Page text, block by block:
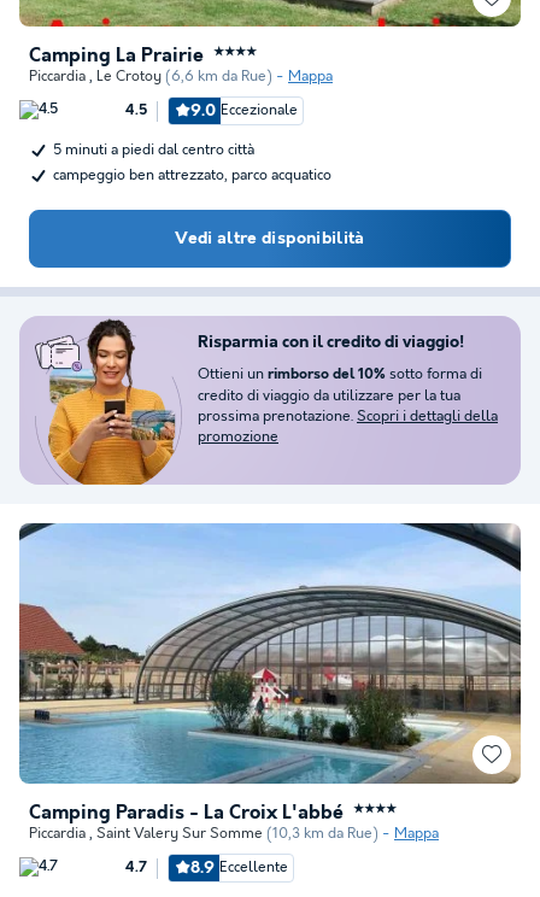
Camping La Prairie ★★★★
Piccardia , Le Crotoy (6,6 km da Rue) Mappa
4.5 9.0 Eccezionale
5 minuti a piedi dal centro città
campeggio ben attrezzato, parco acquatico
Vedi altre disponibilità
Camping Paradis - La Croix L'abbé ★★★★
Piccardia , Saint Valery Sur Somme (10,3 km da Rue) Mappa
4.7 8.9 Eccellente
Risparmia con il credito di viaggio!
Ottieni un rimborso del 10% sotto forma di
credito di viaggio da utilizzare per la tua
prossima prenotazione. Scopri i dettagli della
promozione